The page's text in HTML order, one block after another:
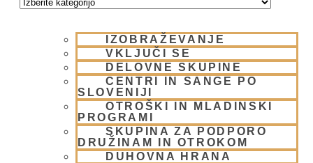
IZOBRAŽEVANJE
VKLJUČI SE
DELOVNE SKUPINE
CENTRI IN SANGE PO
SLOVENIJI
OTROŠKI IN MLADINSKI
PROGRAMI
SKUPINA ZA PODPORO
DRUŽINAM IN OTROKOM
DUHOVNA HRANA